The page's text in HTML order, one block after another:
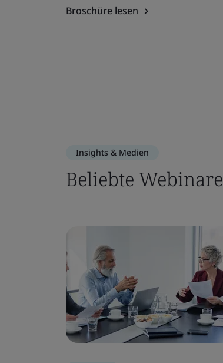
Broschüre lesen
Insights & Medien
Beliebte Webinare